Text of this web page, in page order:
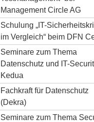
Management Circle AG
Schulung „IT-
im Vergleich“ beim DFN
Seminare zum Thema
Datenschutz und IT-
Kedua
Fachkraft für Datenschutz
(Dekra)
Seminare zum Thema